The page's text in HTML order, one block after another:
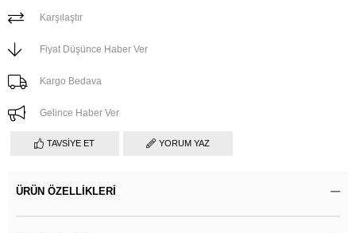
Karşılaştır
Fiyat Düşünce Haber Ver
Kargo Bedava
Gelince Haber Ver
TAVSIYE ET YORUM YAZ
ÜRÜN ÖZELLIKLERI